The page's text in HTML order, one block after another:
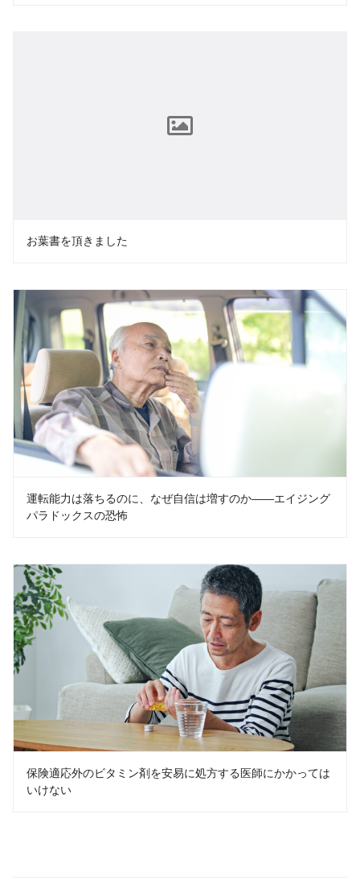
お葉書を頂きました
運転能力は落ちるのに、なぜ自信は増すのか――エイジング
パラドックスの恐怖
保険適応外のビタミン剤を安易に処方する医師にかかっては
いけない